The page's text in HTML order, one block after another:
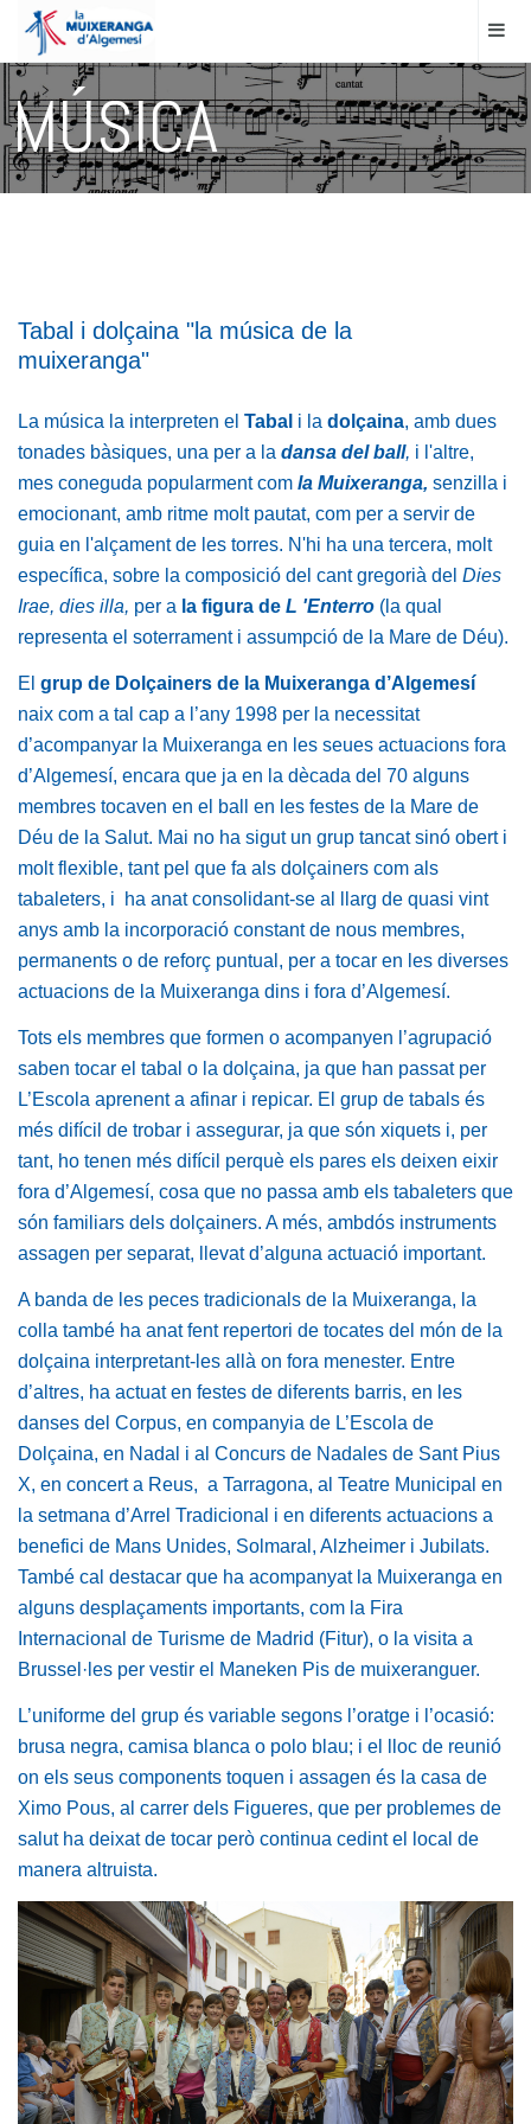
MÚSICA
Tabal i dolçaina "la música de la
muixeranga"
La música la interpreten el Tabal i la dolçaina, amb dues
tonades bàsiques, una per a la dansa del ball, i l'altre,
mes coneguda popularment com la Muixeranga, senzilla i
emocionant, amb ritme molt pautat, com per a servir de
guia en l'alçament de les torres. N'hi ha una tercera, molt
específica, sobre la composició del cant gregorià del Dies
Irae, dies illa, per a la figura de L 'Enterro (la qual
representa el soterrament i assumpció de la Mare de Déu).
El grup de Dolçainers de la Muixeranga d’Algemesí
naix com a tal cap a l’any 1998 per la necessitat
d’acompanyar la Muixeranga en les seues actuacions fora
d’Algemesí, encara que ja en la dècada del 70 alguns
membres tocaven en el ball en les festes de la Mare de
Déu de la Salut. Mai no ha sigut un grup tancat sinó obert i
molt flexible, tant pel que fa als dolçainers com als
tabaleters, i ha anat consolidant-se al llarg de quasi vint
anys amb la incorporació constant de nous membres,
permanents o de reforç puntual, per a tocar en les diverses
actuacions de la Muixeranga dins i fora d’Algemesí.
Tots els membres que formen o acompanyen l’agrupació
saben tocar el tabal o la dolçaina, ja que han passat per
L’Escola aprenent a afinar i repicar. El grup de tabals és
més difícil de trobar i assegurar, ja que són xiquets i, per
tant, ho tenen més difícil perquè els pares els deixen eixir
fora d’Algemesí, cosa que no passa amb els tabaleters que
són familiars dels dolçainers. A més, ambdós instruments
assagen per separat, llevat d’alguna actuació important.
A banda de les peces tradicionals de la Muixeranga, la
colla també ha anat fent repertori de tocates del món de la
dolçaina interpretant-les allà on fora menester. Entre
d’altres, ha actuat en festes de diferents barris, en les
danses del Corpus, en companyia de L’Escola de
Dolçaina, en Nadal i al Concurs de Nadales de Sant Pius
X, en concert a Reus, a Tarragona, al Teatre Municipal en
la setmana d’Arrel Tradicional i en diferents actuacions a
benefici de Mans Unides, Solmaral, Alzheimer i Jubilats.
També cal destacar que ha acompanyat la Muixeranga en
alguns desplaçaments importants, com la Fira
Internacional de Turisme de Madrid (Fitur), o la visita a
Brussel·les per vestir el Maneken Pis de muixeranguer.
L’uniforme del grup és variable segons l’oratge i l’ocasió:
brusa negra, camisa blanca o polo blau; i el lloc de reunió
on els seus components toquen i assagen és la casa de
Ximo Pous, al carrer dels Figueres, que per problemes de
salut ha deixat de tocar però continua cedint el local de
manera altruista.